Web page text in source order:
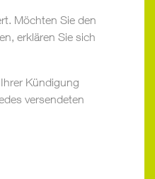
Möchten Sie den
erklären Sie sich
Kündigung
versendeten